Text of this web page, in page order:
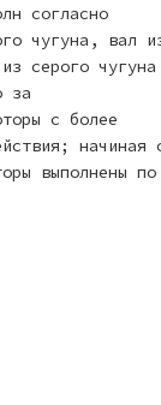
согласно
чугуна, вал
серого чугуна
за
с более
начиная
выполнены по